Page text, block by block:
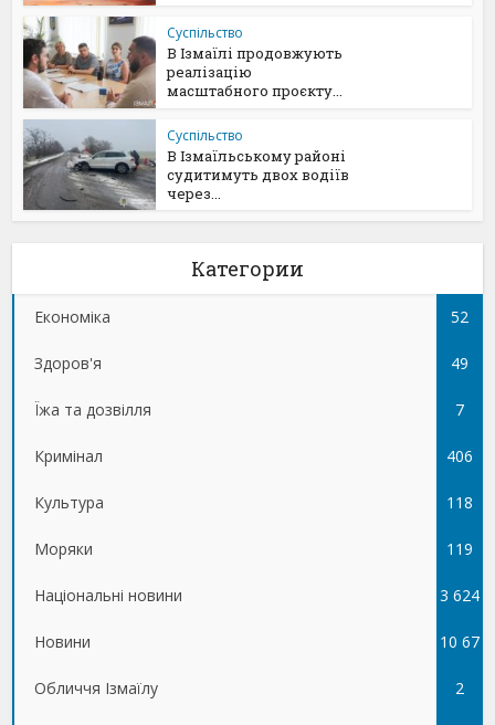
Суспільство
В Ізмаїлі продовжують
реалізацію
масштабного проєкту...
Суспільство
В Ізмаїльському районі
судитимуть двох водіїв
через...
Категории
Економіка 52
Здоров'я 49
Їжа та дозвілля 7
Кримінал 406
Культура 118
Моряки 119
Національні новини 3 624
Новини 10 67
5
Обличчя Ізмаїлу 2